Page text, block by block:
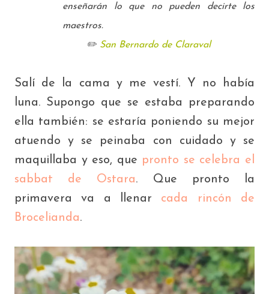
enseñarán lo que no pueden decirte los
maestros.
✏️ San Bernardo de Claraval
Salí de la cama y me vestí. Y no había
luna. Supongo que se estaba preparando
ella también: se estaría poniendo su mejor
atuendo y se peinaba con cuidado y se
maquillaba y eso, que pronto se celebra el
sabbat de Ostara. Que pronto la
primavera va a llenar cada rincón de
Brocelianda.